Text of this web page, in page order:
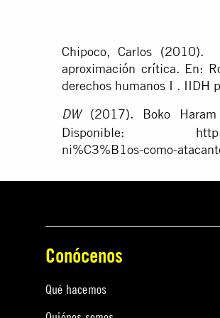
Chipoco, Carlos (2010).
aproximación crítica. En:
derechos humanos I . IIDH
DW(2017). Boko Haram
Disponible: http://
ni%C3%B1os-como-
Conócenos
Qué hacemos